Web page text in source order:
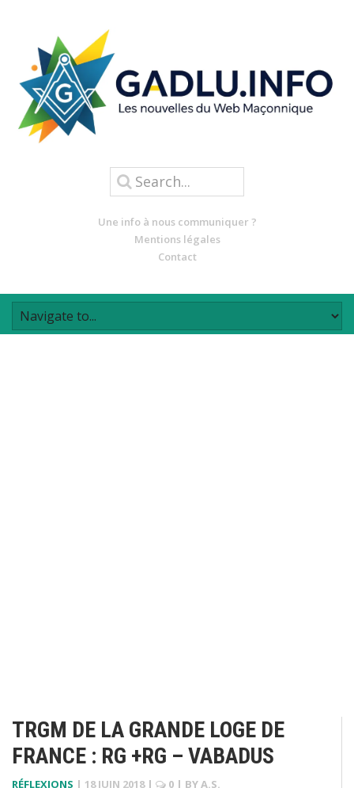
Une info à nous communiquer ?
Mentions légales
Contact
TRGM DE LA GRANDE LOGE DE
FRANCE : RG +RG – VABADUS
RÉFLEXIONS | 18 JUIN 2018 | 0 | BYA.S.